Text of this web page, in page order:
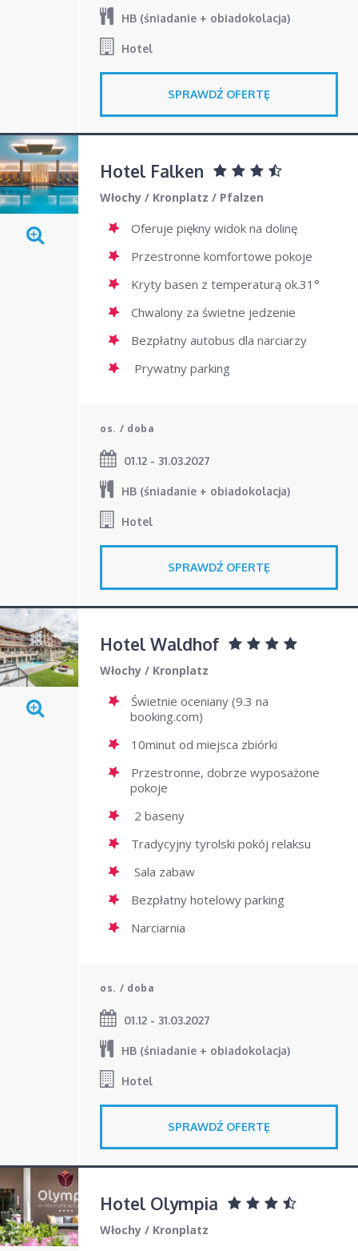
HB (śniadanie + obiadokolacja)
Hotel
SPRAWDŹ OFERTĘ
Hotel Falken
Włochy / Kronplatz / Pfalzen
Oferuje piękny widok na dolinę
Przestronne komfortowe pokoje
Kryty basen z temperaturą ok.31°
Chwalony za świetne jedzenie
Bezpłatny autobus dla narciarzy
Prywatny parking
os. / doba
01.12 - 31.03.2027
HB (śniadanie + obiadokolacja)
Hotel
SPRAWDŹ OFERTĘ
Hotel Waldhof
Włochy / Kronplatz
Świetnie oceniany (9.3 na
booking.com)
10minut od miejsca zbiórki
Przestronne, dobrze wyposażone
pokoje
2 baseny
Tradycyjny tyrolski pokój relaksu
Sala zabaw
Bezpłatny hotelowy parking
Narciarnia
os. / doba
01.12 - 31.03.2027
HB (śniadanie + obiadokolacja)
Hotel
SPRAWDŹ OFERTĘ
Hotel Olympia
Włochy / Kronplatz